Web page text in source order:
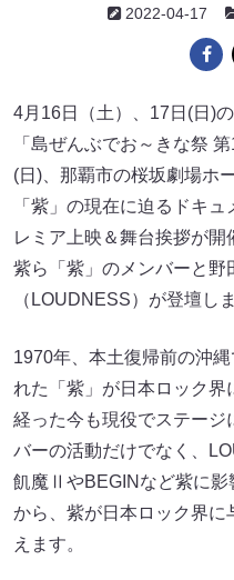
2022-04-17
4月16日（土）、17日(日)
「島ぜんぶでお～きな祭
(日)、那覇市の桜坂劇場ホ
「紫」の現在に迫るドキ
レミア上映＆舞台挨拶が
紫ら「紫」のメンバーと野
（LOUDNESS）が登壇し
1970年、本土復帰前の沖
れた「紫」が日本ロック界
経った今も現役でステージ
バーの活動だけでなく、
飢魔ⅡやBEGINなど紫に影
から、紫が日本ロック界
えます。